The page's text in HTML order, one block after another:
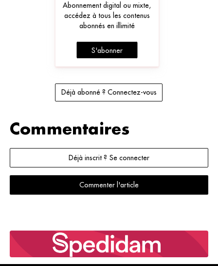
Abonnement digital ou mixte,
accédez à tous les contenus
abonnés en illimité
S'abonner
Déjà abonné ? Connectez-vous
Commentaires
Déjà inscrit ? Se connecter
Commenter l'article